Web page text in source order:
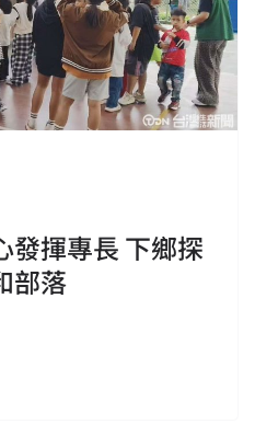
發揮專長 下鄉探
部落